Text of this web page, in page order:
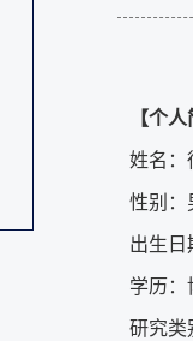
【个
姓名：
性别：
出生日
学历：
研究类